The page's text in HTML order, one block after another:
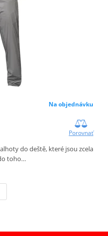
Na objednávku
Porovnať
do deště, které jsou zcela
toho…